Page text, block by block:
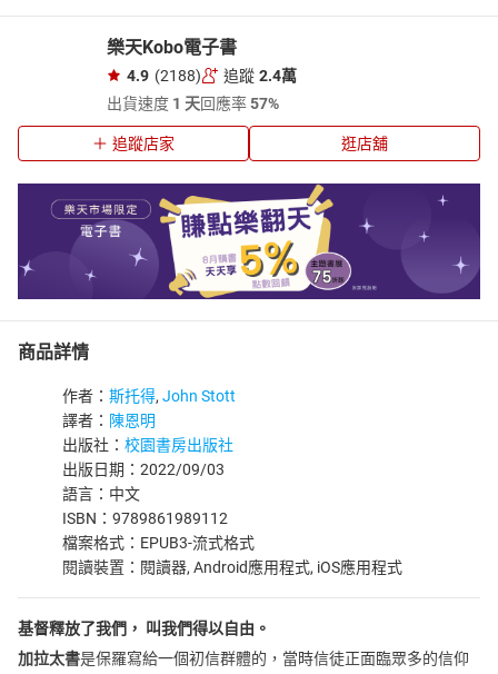
樂天Kobo電子書
4.9 (2188) 追蹤 2.4萬
出貨速度 1 天回應率57%
追蹤店家 逛店舖
商品詳情
作者： 斯托得, John Stott
譯者： 陳恩明
出版社： 校園書房出版社
出版日期：2022/09/03
語言：中文
ISBN：9789861989112
檔案格式：EPUB3-流式格式
閱讀裝置：閱讀器, Android應用程式, iOS應用程式
基督釋放了我們， 叫我們得以自由。
加拉太書是保羅寫給一個初信群體的，當時信徒正面臨眾多的信仰